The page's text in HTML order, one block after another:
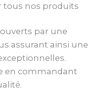
tous nos produits
par une
assurant ainsi une
en commandant